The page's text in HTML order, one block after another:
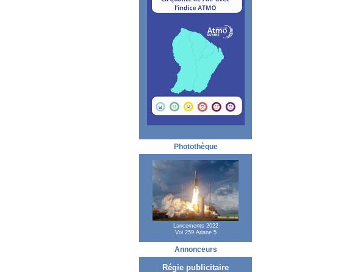
Photothèque
Lancements 2022
Vol 259 Ariane 5
Annonceurs
Régie publicitaire